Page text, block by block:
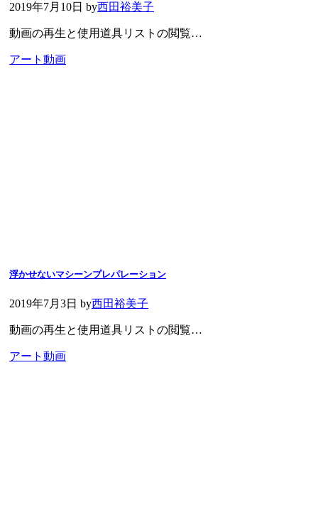
2019年7月10日 by西田裕美子
動画の再生と使用道具リストの閲覧…
アート動画
浮かせないマシーンプレパレーション
2019年7月3日 by西田裕美子
動画の再生と使用道具リストの閲覧…
アート動画